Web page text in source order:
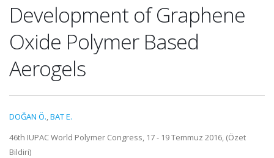
Development of Graphene
Oxide Polymer Based
Aerogels
DOĞAN Ö.,BAT E.
46th IUPAC World Polymer Congress, 17 - 19 Temmuz 2016, (Özet
Bildiri)